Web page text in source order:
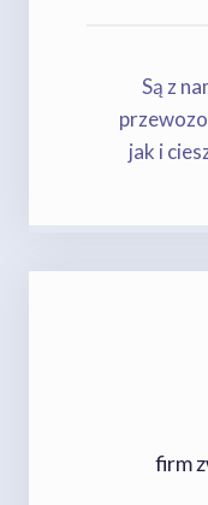
Są z
jak i
firm